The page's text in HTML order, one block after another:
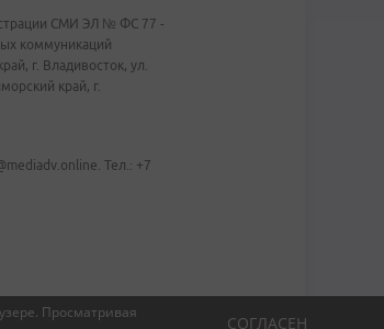
Просматривая
СОГЛАСЕН
СМИ ЭЛ № ФС 77 -
коммуникаций
г. Владивосток, ул.
край, г.
Тел.: +7